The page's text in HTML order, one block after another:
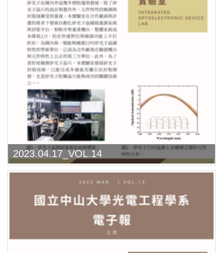
2023.04.17_VOL.14